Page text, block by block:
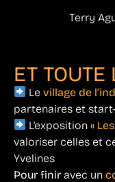
Terry
ET TOUTE
Levillage de
partenaires et
L’exposition«
valoriser celles et
Yvelines
Pour finir avec un